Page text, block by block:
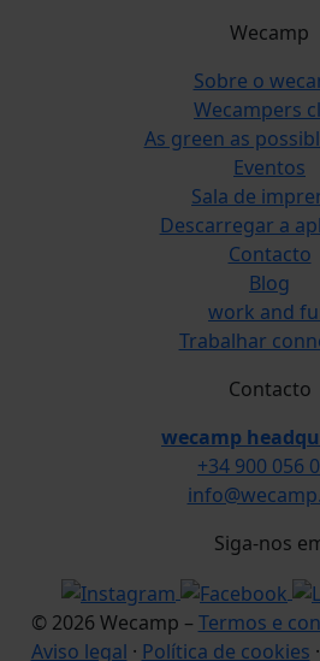
Wecamp
Sobre o
Wecampers
As green as
Eventos
Sala de
Descarregar a
Contacto
Blog
work and
Trabalhar
Contacto
wecamp
+34 900 056
Siga-nos
© 2026 Wecamp – Termos e
Aviso legal · Política de cookies ·